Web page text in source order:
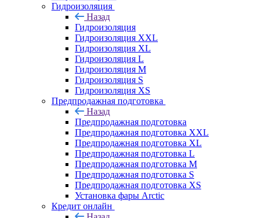
Гидроизоляция
Назад
Гидроизоляция
Гидроизоляция XXL
Гидроизоляция XL
Гидроизоляция L
Гидроизоляция M
Гидроизоляция S
Гидроизоляция XS
Предпродажная подготовка
Назад
Предпродажная подготовка
Предпродажная подготовка XXL
Предпродажная подготовка XL
Предпродажная подготовка L
Предпродажная подготовка M
Предпродажная подготовка S
Предпродажная подготовка XS
Установка фары Arctic
Кредит онлайн